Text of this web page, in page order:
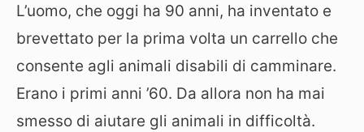
L’uomo, che oggi ha 90 anni, ha inventato e
brevettato per la prima volta un carrello che
consente agli animali disabili di camminare.
Erano i primi anni ’60. Da allora non ha mai
smesso di aiutare gli animali in difficoltà.